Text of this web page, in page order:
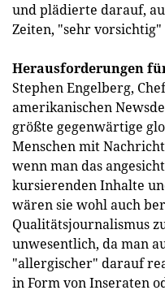
und plädierte darauf,
Zeiten, "sehr vorsichtig"
Herausforderungen
Stephen Engelberg,
amerikanischen
größte gegenwärtige
Menschen mit
wenn man das
kursierenden Inhalte
wären sie wohl auch
Qualitätsjournalismus
unwesentlich, da man
"allergischer" darauf
in Form von Inseraten